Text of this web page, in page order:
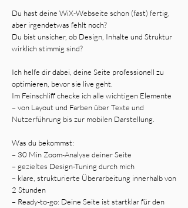
Du hast deine WiX-Webseite schon (fast) fertig,
aber irgendetwas fehlt noch?
Du bist unsicher, ob Design, Inhalte und Struktur
wirklich stimmig sind?
Ich helfe dir dabei, deine Seite professionell zu
optimieren, bevor sie live geht.
Im Feinschliff checke ich alle wichtigen Elemente
– von Layout und Farben über Texte und
Nutzerführung bis zur mobilen Darstellung.
Was du bekommst:
– 30 Min Zoom-Analyse deiner Seite
– gezieltes Design-Tuning durch mich
– klare, strukturierte Überarbeitung innerhalb von
2 Stunden
– Ready-to-go: Deine Seite ist startklar für den